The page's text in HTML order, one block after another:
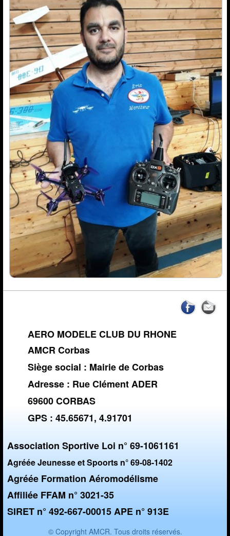
AERO MODELE CLUB DU RHONE
AMCR Corbas
Siège social : Mairie de Corbas
Adresse : Rue Clément ADER
69600 CORBAS
GPS : 45.65671, 4.91701
Association Sportive Loi n° 69-1061161
Agréée Jeunesse et Spoorts n° 69-08-1402
Agréée Formation Aéromodélisme
Affiliée FFAM n° 3021-35
SIRET n° 492-667-00015 APE n° 913E
© Copyright AMCR. Tous droits réservés.